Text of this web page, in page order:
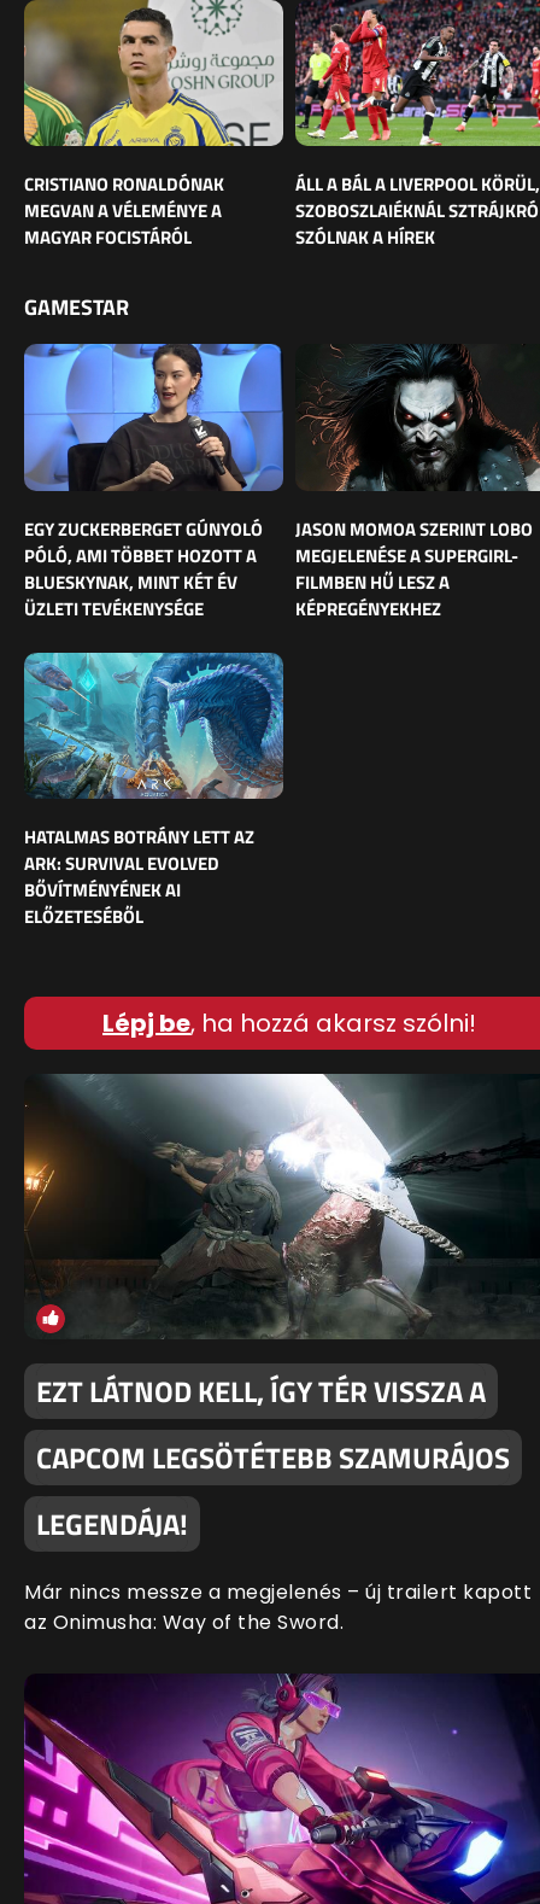
CRISTIANO RONALDÓNAK
MEGVAN A VÉLEMÉNYE A
MAGYAR FOCISTÁRÓL
ÁLL A BÁL A LIVERPOOL KÖRÜL,
SZOBOSZLAIÉKNÁL
SZÓLNAK A HÍREK
GAMESTAR
EGY ZUCKERBERGET GÚNYOLÓ
PÓLÓ, AMI TÖBBET HOZOTT A
BLUESKYNAK, MINT KÉT ÉV
ÜZLETI TEVÉKENYSÉGE
JASON MOMOA SZERINT LOBO
MEGJELENÉSE A SUPERGIRL-
FILMBEN HŰ LESZ A
KÉPREGÉNYEKHEZ
HATALMAS BOTRÁNY LETT AZ
ARK: SURVIVAL EVOLVED
BŐVÍTMÉNYÉNEK AI
ELŐZETESÉBŐL
Lépj be, ha hozzá akarsz szólni!
EZT LÁTNOD KELL, ÍGY TÉR VISSZA A
CAPCOM LEGSÖTÉTEBB SZAMURÁJOS
LEGENDÁJA!
Már nincs messze a megjelenés – új trailert kapott
az Onimusha: Way of the Sword.